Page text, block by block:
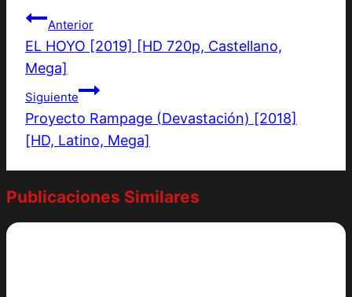
Anterior
EL HOYO [2019] [HD 720p, Castellano,
Mega]
Siguiente
Proyecto Rampage (Devastación) [2018]
[HD, Latino, Mega]
Publicaciones Similares